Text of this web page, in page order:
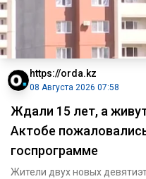
https://orda.kz
08 Августа 2026 07:58
Ждали 15 лет, а
Актобе
госпрограмме
Жители двух новых